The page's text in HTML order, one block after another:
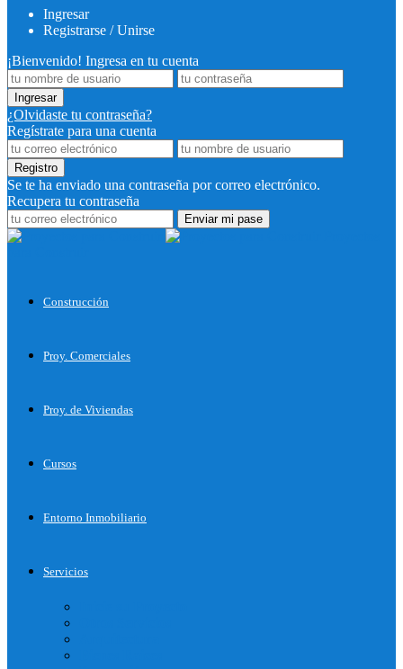
Ingresar
Registrarse / Unirse
¡Bienvenido! Ingresa en tu cuenta
¿Olvidaste tu contraseña?
Regístrate para una cuenta
Se te ha enviado una contraseña por correo electrónico.
Recupera tu contraseña
Construcción
Proy. Comerciales
Proy. de Viviendas
Cursos
Entorno Inmobiliario
Servicios